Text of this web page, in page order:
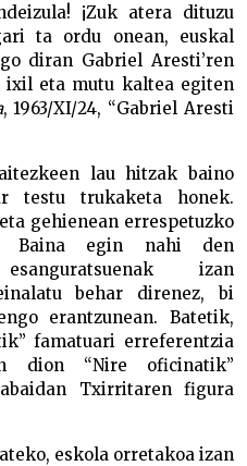
¡Zuk atera dituzu
ta ordu onean, euskal
diran Gabriel Aresti’ren
ixil eta mutu kaltea egiten
, 1963/XI/24, “Gabriel Aresti
lau hitzak baino
testu trukaketa honek.
gehienean errespetuzko
Baina egin nahi den
esanguratsuenak izan
behar direnez, bi
erantzunean. Batetik,
famatuari erreferentzia
dion “Nire oficinatik”
Txirritaren figura
eskola orretakoa izan